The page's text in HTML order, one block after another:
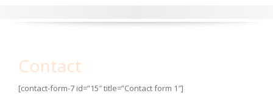
Contact
[contact-form-7 id=”15″ title=”Contact form 1″]